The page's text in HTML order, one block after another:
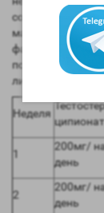
соблюдении всех
массы. Курс
фармакологии.
поговорить с
либо на почту.
Неделя
ципионат
1
200мг/
день
2
200мг/
день